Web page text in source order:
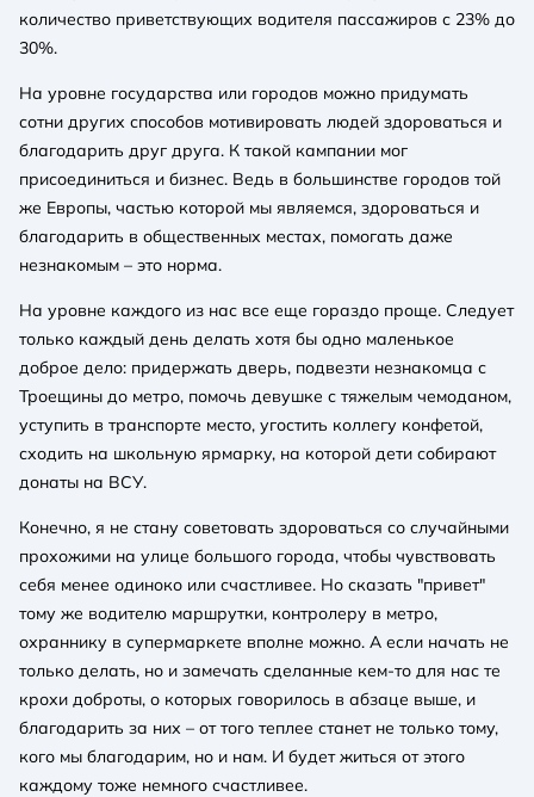
количество приветствующих водителя пассажиров с 23% до
30%.
На уровне государства или городов можно придумать
сотни других способов мотивировать людей здороваться и
благодарить друг друга. К такой кампании мог
присоединиться и бизнес. Ведь в большинстве городов той
же Европы, частью которой мы являемся, здороваться и
благодарить в общественных местах, помогать даже
незнакомым – это норма.
На уровне каждого из нас все еще гораздо проще. Следует
только каждый день делать хотя бы одно маленькое
доброе дело: придержать дверь, подвезти незнакомца с
Троещины до метро, помочь девушке с тяжелым чемоданом,
уступить в транспорте место, угостить коллегу конфетой,
сходить на школьную ярмарку, на которой дети собирают
донаты на ВСУ.
Конечно, я не стану советовать здороваться со случайными
прохожими на улице большого города, чтобы чувствовать
себя менее одиноко или счастливее. Но сказать "привет"
тому же водителю маршрутки, контролеру в метро,
охраннику в супермаркете вполне можно. А если начать не
только делать, но и замечать сделанные кем-то для нас те
крохи доброты, о которых говорилось в абзаце выше, и
благодарить за них – от того теплее станет не только тому,
кого мы благодарим, но и нам. И будет житься от этого
каждому тоже немного счастливее.